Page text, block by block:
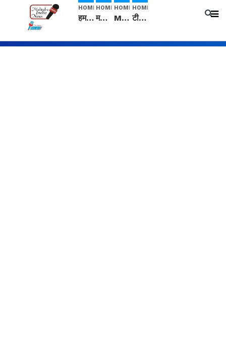
HOME
हम सनातनी..." सांसद kangana Ranaut से क्या बोली लड़की? Viral Jantar-Mantar | CJP protest
HOME
मनीषा हत्याकांड: हत्या, आत्महत्या या कोई बड़ा राज? | Full Story | Josh Haryana
HOME
Mangalsutra: हिंदू धर्म में शादी के बाद मंगलसूत्र क्यों पहनती है महिलाएं, किसने शुरु की ये परंपरा
HOME
टीम बीकेई ने एग्रीकल्चर ग्रेड की यूरिया खाद गट्टों में बदलकर टेक्निकल ग्रेड में बेचने वालों पर करवाई कार्रवाई: लखविंदर सिंह औलख